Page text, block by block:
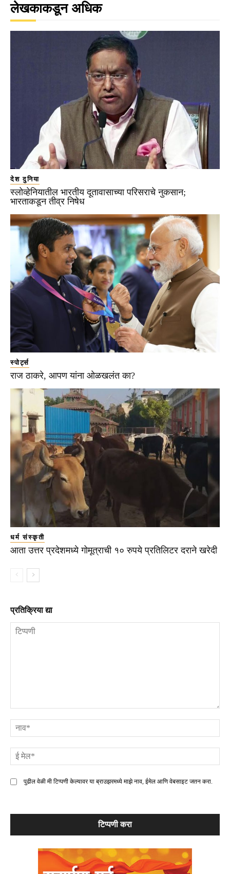
लेखकाकडून अधिक
देश दुनिया
स्लोव्हेनियातील भारतीय दूतावासाच्या परिसराचे नुकसान;
भारताकडून तीव्र निषेध
स्पोर्ट्स
राज ठाकरे, आपण यांना ओळखलंत का?
धर्म संस्कृती
आता उत्तर प्रदेशमध्ये गोमूत्राची १० रुपये प्रतिलिटर दराने खरेदी
प्रतिक्रिया द्या
पुढील वेळी मी टिप्पणी केल्यावर या ब्राउझरमध्ये माझे नाव, ईमेल आणि वेबसाइट जतन करा.